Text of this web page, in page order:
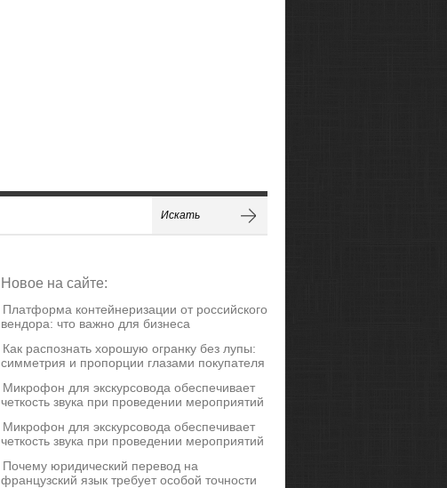
Новое на сайте:
Платформа контейнеризации от российского
вендора: что важно для бизнеса
Как распознать хорошую огранку без лупы:
симметрия и пропорции глазами покупателя
Микрофон для экскурсовода обеспечивает
четкость звука при проведении мероприятий
Микрофон для экскурсовода обеспечивает
четкость звука при проведении мероприятий
Почему юридический перевод на
французский язык требует особой точности